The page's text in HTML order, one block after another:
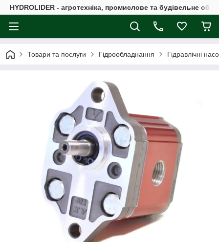
HYDROLIDER - агротехніка, промислове та будівельне
Товари та послуги Гідрообладнання Гідравлічні